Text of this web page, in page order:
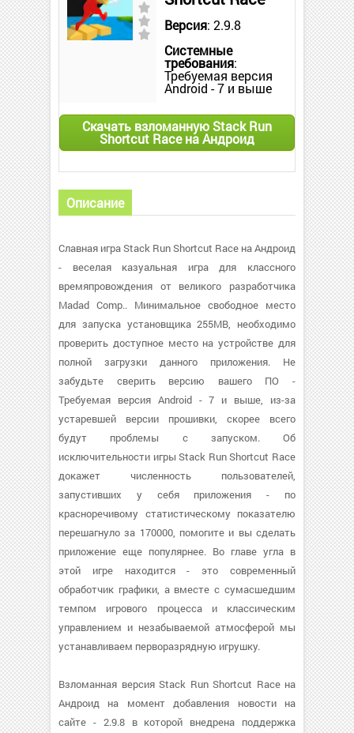
Версия: 2.9.8
Системные
требования:
Требуемая версия
Android - 7 и выше
Скачать взломанную Stack Run
Shortcut Race на Андроид
Описание
Славная игра Stack Run Shortcut Race на Андроид
- веселая казуальная игра для классного
времяпровождения от великого разработчика
Madad Comp.. Минимальное свободное место
для запуска установщика 255MB, необходимо
проверить доступное место на устройстве для
полной загрузки данного приложения. Не
забудьте сверить версию вашего ПО -
Требуемая версия Android - 7 и выше, из-за
устаревшей версии прошивки, скорее всего
будут проблемы с запуском. Об
исключительности игры Stack Run Shortcut Race
докажет численность пользователей,
запустивших у себя приложения - по
красноречивому статистическому показателю
перешагнуло за 170000, помогите и вы сделать
приложение еще популярнее. Во главе угла в
этой игре находится - это современный
обработчик графики, а вместе с сумасшедшим
темпом игрового процесса и классическим
управлением и незабываемой атмосферой мы
устанавливаем перворазрядную игрушку.
Взломанная версия Stack Run Shortcut Race на
Андроид на момент добавления новости на
сайте - 2.9.8 в которой внедрена поддержка